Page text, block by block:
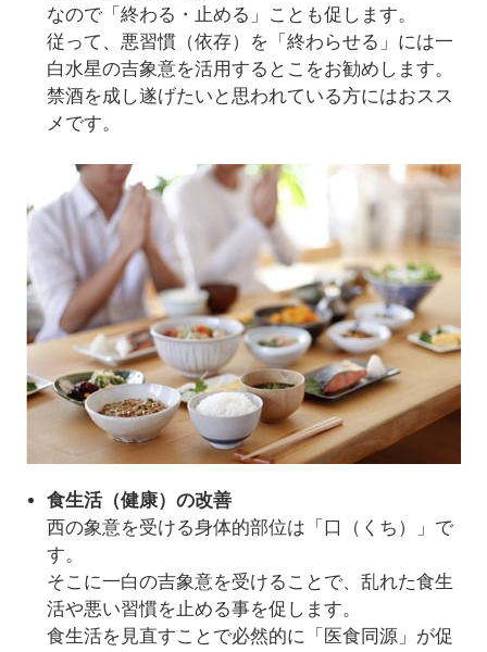
なので「終わる・止める」ことも促します。
従って、悪習慣（依存）を「終わらせる」には一
白水星の吉象意を活用するとこをお勧めします。
禁酒を成し遂げたいと思われている方にはおスス
メです。
食生活（健康）の改善
西の象意を受ける身体的部位は「口（くち）」で
す。
そこに一白の吉象意を受けることで、乱れた食生
活や悪い習慣を止める事を促します。
食生活を見直すことで必然的に「医食同源」が促